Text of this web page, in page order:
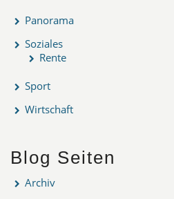
Panorama
Soziales
Rente
Sport
Wirtschaft
Blog Seiten
Archiv